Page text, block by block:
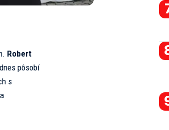
Robert
pôsobí
s